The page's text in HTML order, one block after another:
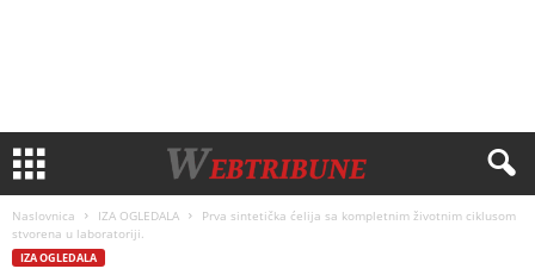
Naslovnica IZA OGLEDALA
Prva sintetička ćelija sa kompletnim životnim ciklusom
stvorena u laboratoriji.
IZA OGLEDALA